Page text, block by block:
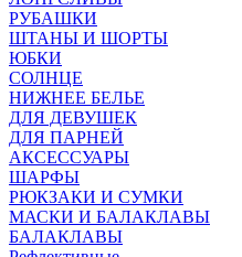
РУБАШКИ
ШТАНЫ И ШОРТЫ
ЮБКИ
СОЛНЦЕ
НИЖНЕЕ БЕЛЬЕ
ДЛЯ ДЕВУШЕК
ДЛЯ ПАРНЕЙ
АКСЕССУАРЫ
ШАРФЫ
РЮКЗАКИ И СУМКИ
МАСКИ И БАЛАКЛАВЫ
БАЛАКЛАВЫ